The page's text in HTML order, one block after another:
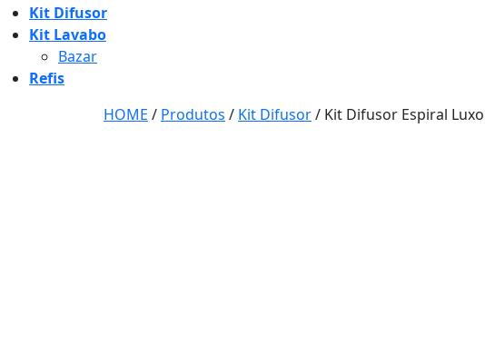
Kit Difusor
Kit Lavabo
Bazar
Refis
HOME / Produtos / Kit Difusor/ Kit Difusor Espiral Luxo